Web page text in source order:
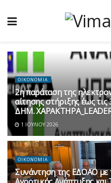
ΟΙΚΟΝΟΜΙΑ
2η παράταση της
αίτησης στήριξης έως
ΔΗΜ.
1 ΙΟΥΛΊΟΥ 2026
ΟΙΚΟΝΟΜΙΑ
Συνάντηση της ΕΔΟΑΟ με